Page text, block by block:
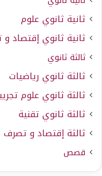
ثانية ثانوي علوم
ثانية ثانوي إقتصاد
ثالثة ثانوي
ثالثة ثانوي رياضيات
ثالثة ثانوي علوم
ثالثة ثانوي تقنية
ثالثة إقتصاد و تصرف
قصص